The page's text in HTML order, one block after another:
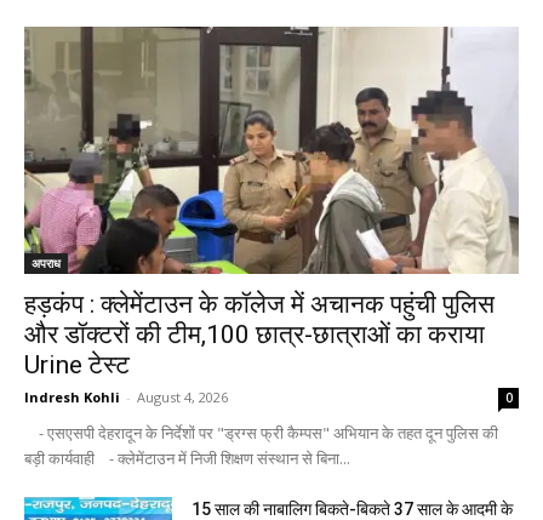
अपराध
हड़कंप : क्लेमेंटाउन के कॉलेज में अचानक पहुंची पुलिस
और डॉक्टरों की टीम,100 छात्र-छात्राओं का कराया
Urine टेस्ट
Indresh Kohli - August 4, 2026 0
- एसएसपी देहरादून के निर्देशों पर "ड्रग्स फ्री कैम्पस" अभियान के तहत दून पुलिस की
बड़ी कार्यवाही - क्लेमेंटाउन में निजी शिक्षण संस्थान से बिना...
15 साल की नाबालिग बिकते-बिकते 37 साल के आदमी के